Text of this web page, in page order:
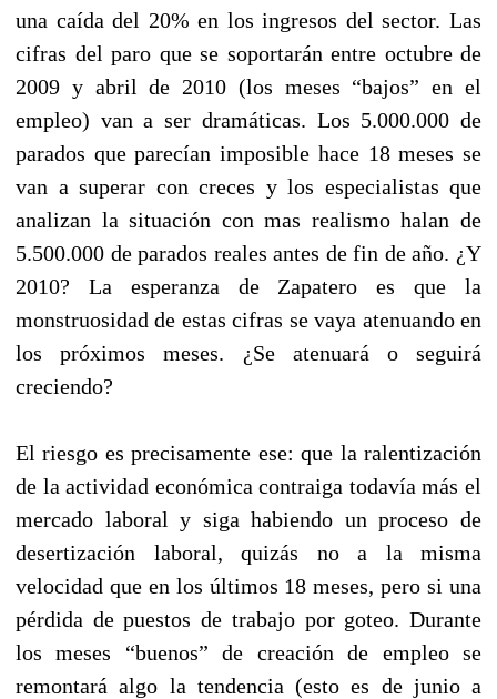
una caída del 20% en los ingresos del sector. Las
cifras del paro que se soportarán entre octubre de
2009 y abril de 2010 (los meses “bajos” en el
empleo) van a ser dramáticas. Los 5.000.000 de
parados que parecían imposible hace 18 meses se
van a superar con creces y los especialistas que
analizan la situación con mas realismo halan de
5.500.000 de parados reales antes de fin de año. ¿Y
2010? La esperanza de Zapatero es que la
monstruosidad de estas cifras se vaya atenuando en
los próximos meses. ¿Se atenuará o seguirá
creciendo?
El riesgo es precisamente ese: que la ralentización
de la actividad económica contraiga todavía más el
mercado laboral y siga habiendo un proceso de
desertización laboral, quizás no a la misma
velocidad que en los últimos 18 meses, pero si una
pérdida de puestos de trabajo por goteo. Durante
los meses “buenos” de creación de empleo se
remontará algo la tendencia (esto es de junio a